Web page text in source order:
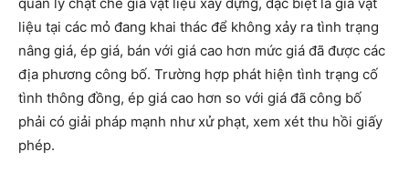
liệu tại các mỏ đang khai thác để không xảy ra tình trạng
nâng giá, ép giá, bán với giá cao hơn mức giá đã được các
địa phương công bố. Trường hợp phát hiện tình trạng cố
tình thông đồng, ép giá cao hơn so với giá đã công bố
phải có giải pháp mạnh như xử phạt, xem xét thu hồi giấy
phép.